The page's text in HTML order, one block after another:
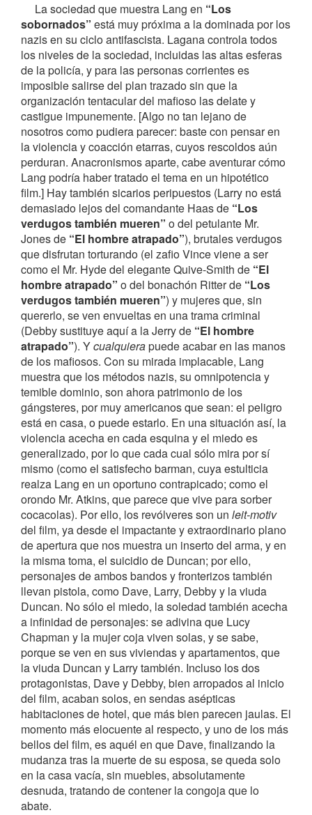
La sociedad que muestra Lang en “Los
sobornados” está muy próxima a la dominada por los
nazis en su ciclo antifascista. Lagana controla todos
los niveles de la sociedad, incluidas las altas esferas
de la policía, y para las personas corrientes es
imposible salirse del plan trazado sin que la
organización tentacular del mafioso las delate y
castigue impunemente. [Algo no tan lejano de
nosotros como pudiera parecer: baste con pensar en
la violencia y coacción etarras, cuyos rescoldos aún
perduran. Anacronismos aparte, cabe aventurar cómo
Lang podría haber tratado el tema en un hipotético
film.] Hay también sicarios peripuestos (Larry no está
demasiado lejos del comandante Haas de “Los
verdugos también mueren” o del petulante Mr.
Jones de “El hombre atrapado”), brutales verdugos
que disfrutan torturando (el zafio Vince viene a ser
como el Mr. Hyde del elegante Quive-Smith de “El
hombre atrapado” o del bonachón Ritter de “Los
verdugos también mueren”) y mujeres que, sin
quererlo, se ven envueltas en una trama criminal
(Debby sustituye aquí a la Jerry de “El hombre
atrapado”). Ycualquierapuede acabar en las manos
de los mafiosos. Con su mirada implacable, Lang
muestra que los métodos nazis, su omnipotencia y
temible dominio, son ahora patrimonio de los
gángsteres, por muy americanos que sean: el peligro
está en casa, o puede estarlo. En una situación así, la
violencia acecha en cada esquina y el miedo es
generalizado, por lo que cada cual sólo mira por sí
mismo (como el satisfecho barman, cuya estulticia
realza Lang en un oportuno contrapicado; como el
orondo Mr. Atkins, que parece que vive para sorber
cocacolas). Por ello, los revólveres son un leit-motiv
del film, ya desde el impactante y extraordinario plano
de apertura que nos muestra un inserto del arma, y en
la misma toma, el suicidio de Duncan; por ello,
personajes de ambos bandos y fronterizos también
llevan pistola, como Dave, Larry, Debby y la viuda
Duncan. No sólo el miedo, la soledad también acecha
a infinidad de personajes: se adivina que Lucy
Chapman y la mujer coja viven solas, y se sabe,
porque se ven en sus viviendas y apartamentos, que
la viuda Duncan y Larry también. Incluso los dos
protagonistas, Dave y Debby, bien arropados al inicio
del film, acaban solos, en sendas asépticas
habitaciones de hotel, que más bien parecen jaulas. El
momento más elocuente al respecto, y uno de los más
bellos del film, es aquél en que Dave, finalizando la
mudanza tras la muerte de su esposa, se queda solo
en la casa vacía, sin muebles, absolutamente
desnuda, tratando de contener la congoja que lo
abate.